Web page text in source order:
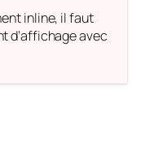
inline, il faut
d’affichage avec